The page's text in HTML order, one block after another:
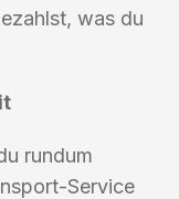
was du
rundum
Service